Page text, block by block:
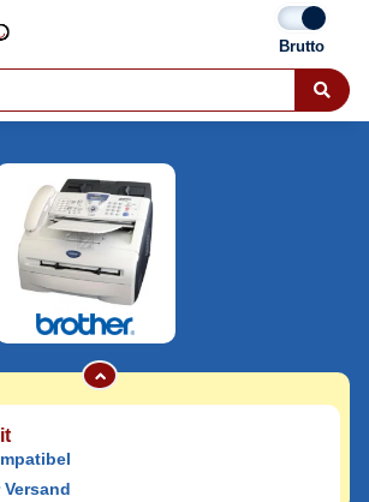
2910 Toner
& kompatible Brother Fax
günstig bei Sparsando kaufen.
und das Druckermodell auf Sparsando.de
von zu Hause aus bestellen und